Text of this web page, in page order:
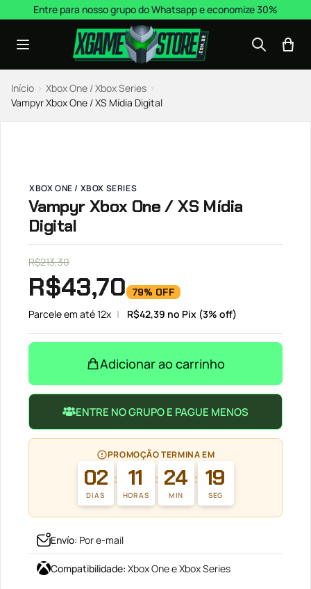
Pular para o conteúdo
Entre para nosso grupo do Whatsapp e economize 30%
Início › Xbox One / Xbox Series ›
Vampyr Xbox One / XS Mídia Digital
XBOX ONE / XBOX SERIES
Vampyr Xbox One / XS Mídia
Digital
R$213,30
R$43,70 79% OFF
Parcele em até 12x R$42,39 no Pix (3% off)
Adicionar ao carrinho
ENTRE NO GRUPO E PAGUE MENOS
PROMOÇÃO TERMINA EM
02
DIAS
: 11
HORAS
: 24
MIN
: 19
SEG
Envío: Por e-mail
Compatibilidade: Xbox One e Xbox Series